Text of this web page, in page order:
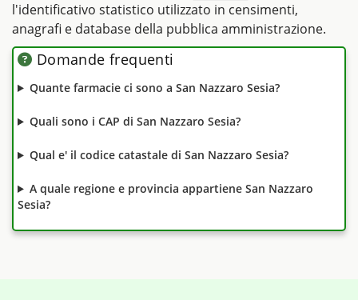
l'identificativo statistico utilizzato in censimenti,
anagrafi e database della pubblica amministrazione.
Domande frequenti
Quante farmacie ci sono a San Nazzaro Sesia?
Quali sono i CAP di San Nazzaro Sesia?
Qual e' il codice catastale di San Nazzaro Sesia?
A quale regione e provincia appartiene San Nazzaro
Sesia?